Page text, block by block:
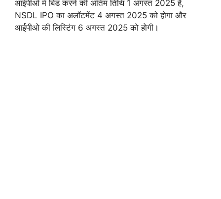
आईपीओ में बिड करने की अंतिम तिथि 1 अगस्त 2025 है,
NSDL IPO का अलॉटमेंट 4 अगस्त 2025 को होगा और
आईपीओ की लिस्टिंग 6 अगस्त 2025 को होगी।